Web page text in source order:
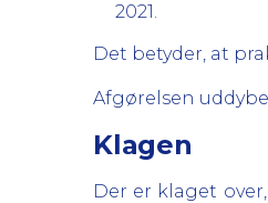
2021.
Det betyder, at
Afgørelsen
Klagen
Der er klaget